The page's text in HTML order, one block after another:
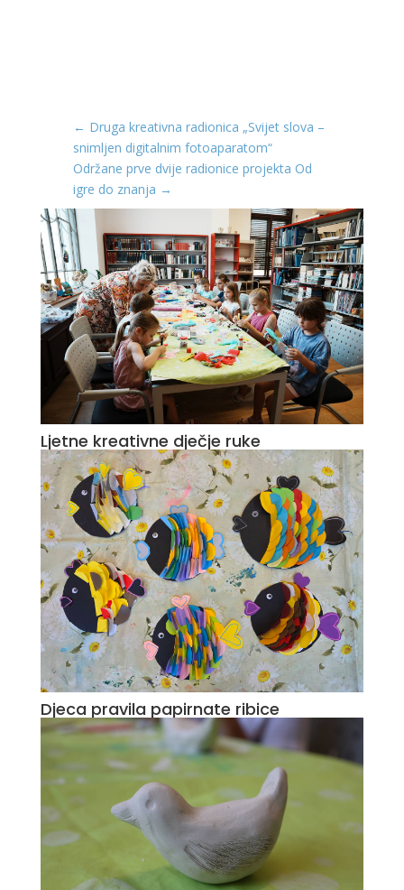
← Druga kreativna radionica „Svijet slova –
snimljen digitalnim fotoaparatom“
Održane prve dvije radionice projekta Od
igre do znanja →
Ljetne kreativne dječje ruke
Djeca pravila papirnate ribice